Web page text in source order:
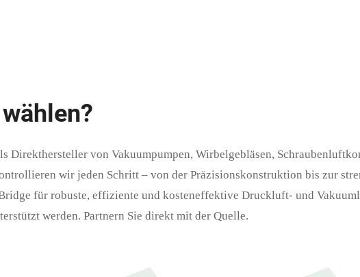
Direkthersteller von Vakuumpumpen, Wirbelgebläsen,
wir jeden Schritt – von der Präzisionskonstruktion bis zur
für robuste, effiziente und kosteneffektive Druckluft- und
werden. Partnern Sie direkt mit der Quelle.